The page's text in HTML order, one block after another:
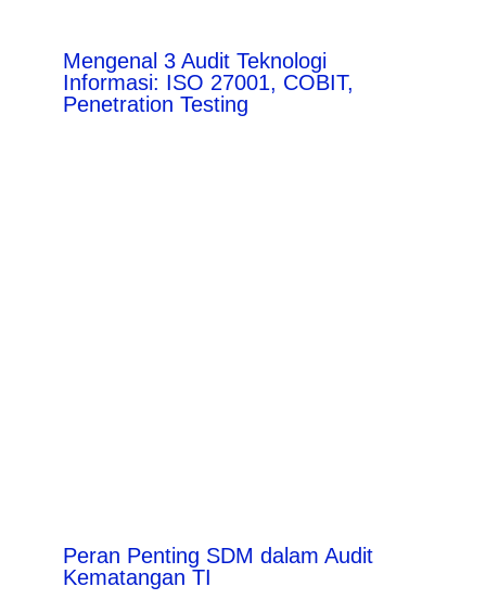
Mengenal 3 Audit Teknologi
Informasi: ISO 27001, COBIT,
Penetration Testing
Peran Penting SDM dalam Audit
Kematangan TI